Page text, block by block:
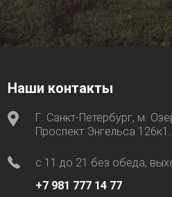
Наши контакты
Г. Санкт-Петербург, м.
Проспект Энгельса 126к1.
с 11 до 21 без обеда,
+7 981 777 14 77